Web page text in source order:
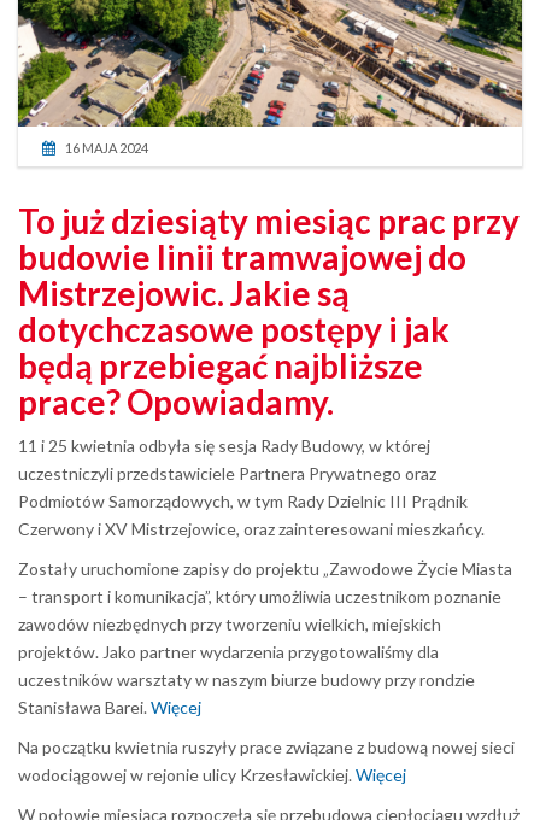
16 MAJA 2024
To już dziesiąty miesiąc prac przy
budowie linii tramwajowej do
Mistrzejowic. Jakie są
dotychczasowe postępy i jak
będą przebiegać najbliższe
prace? Opowiadamy.
11 i 25 kwietnia odbyła się sesja Rady Budowy, w której
uczestniczyli przedstawiciele Partnera Prywatnego oraz
Podmiotów Samorządowych, w tym Rady Dzielnic III Prądnik
Czerwony i XV Mistrzejowice, oraz zainteresowani mieszkańcy.
Zostały uruchomione zapisy do projektu „Zawodowe Życie Miasta
– transport i komunikacja”, który umożliwia uczestnikom poznanie
zawodów niezbędnych przy tworzeniu wielkich, miejskich
projektów. Jako partner wydarzenia przygotowaliśmy dla
uczestników warsztaty w naszym biurze budowy przy rondzie
Stanisława Barei.Więcej
Na początku kwietnia ruszyły prace związane z budową nowej sieci
wodociągowej w rejonie ulicy Krzesławickiej.Więcej
W połowie miesiąca rozpoczęła się przebudowa ciepłociągu wzdłuż